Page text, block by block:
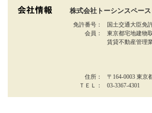
株式会社トーシンスペース
免許番号：
国土交通大臣免
会員：
東京都宅地建物
賃貸不動産管理
住所：
〒164-0003 東京
ＴＥＬ：
03-3367-4301